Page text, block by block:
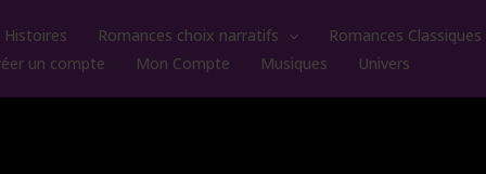
Histoires Romances choix narratifs Romances Classiques
un compte Mon Compte Musiques Univers